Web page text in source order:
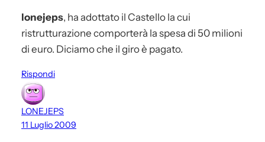
lonejeps, ha adottato il Castello la cui
ristrutturazione comporterà la spesa di 50 milioni
di euro. Diciamo che il giro è pagato.
Rispondi
LONEJEPS
11 Luglio 2009